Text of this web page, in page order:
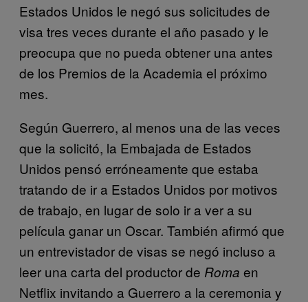
Estados Unidos le negó sus solicitudes de
visa tres veces durante el año pasado y le
preocupa que no pueda obtener una antes
de los Premios de la Academia el próximo
mes.
Según Guerrero, al menos una de las veces
que la solicitó, la Embajada de Estados
Unidos pensó erróneamente que estaba
tratando de ir a Estados Unidos por motivos
de trabajo, en lugar de solo ir a ver a su
película ganar un Oscar. También afirmó que
un entrevistador de visas se negó incluso a
leer una carta del productor de Roma en
Netflix invitando a Guerrero a la ceremonia y